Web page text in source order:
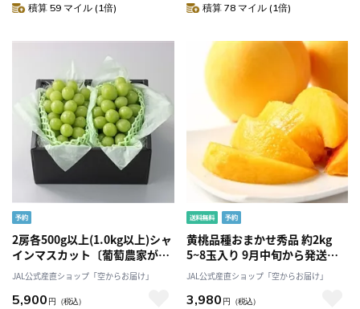
積算 59 マイル (1倍) 積算 78 マイル (1倍)
2房各500g以上(1.0kg以上)シャ
インマスカット〔葡萄農家が贈
る〕こだわり満載の厳選シャイ
ンマスカット〔8月下旬～発
送〕「Nini farm」
JAL公式産直ショップ「空からお届け」
5,900 円 （税込）
黄桃品種おまかせ秀品 約2kg
5~8玉入り 9月中旬から発送
送料無料「アンスリーファー
ム」
JAL公式産直ショップ「空からお届け」
3,980 円 （税込）